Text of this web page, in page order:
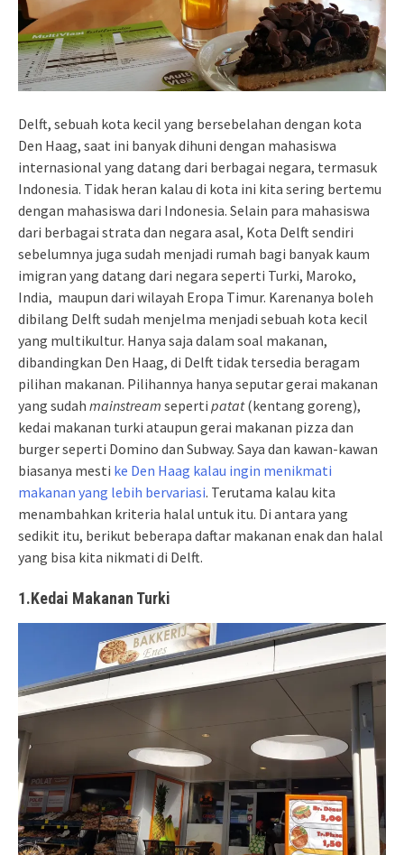
Delft, sebuah kota kecil yang bersebelahan dengan kota
Den Haag, saat ini banyak dihuni dengan mahasiswa
internasional yang datang dari berbagai negara, termasuk
Indonesia. Tidak heran kalau di kota ini kita sering bertemu
dengan mahasiswa dari Indonesia. Selain para mahasiswa
dari berbagai strata dan negara asal, Kota Delft sendiri
sebelumnya juga sudah menjadi rumah bagi banyak kaum
imigran yang datang dari negara seperti Turki, Maroko,
India, maupun dari wilayah Eropa Timur. Karenanya boleh
dibilang Delft sudah menjelma menjadi sebuah kota kecil
yang multikultur. Hanya saja dalam soal makanan,
dibandingkan Den Haag, di Delft tidak tersedia beragam
pilihan makanan. Pilihannya hanya seputar gerai makanan
yang sudah mainstream seperti patat(kentang goreng),
kedai makanan turki ataupun gerai makanan pizza dan
burger seperti Domino dan Subway. Saya dan kawan-kawan
biasanya mesti ke Den Haag kalau ingin menikmati
makanan yang lebih bervariasi. Terutama kalau kita
menambahkan kriteria halal untuk itu. Di antara yang
sedikit itu, berikut beberapa daftar makanan enak dan halal
yang bisa kita nikmati di Delft.
1.Kedai Makanan Turki